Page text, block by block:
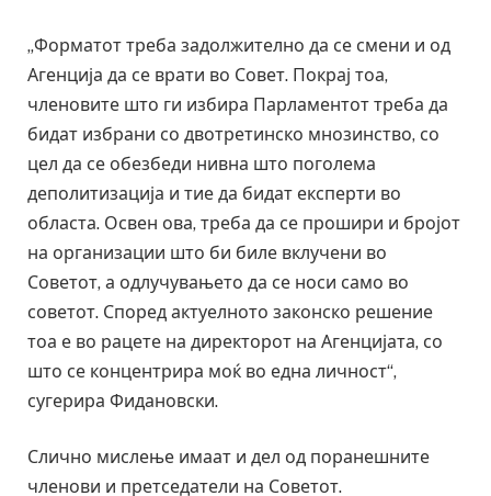
„Форматот треба задолжително да се смени и од
Агенција да се врати во Совет. Покрај тоа,
членовите што ги избира Парламентот треба да
бидат избрани со двотретинско мнозинство, со
цел да се обезбеди нивна што поголема
деполитизација и тие да бидат експерти во
областа. Освен ова, треба да се прошири и бројот
на организации што би биле вклучени во
Советот, а одлучувањето да се носи само во
советот. Според актуелното законско решение
тоа е во рацете на директорот на Агенцијата, со
што се концентрира моќ во една личност“,
сугерира Фидановски.
Слично мислење имаат и дел од поранешните
членови и претседатели на Советот.